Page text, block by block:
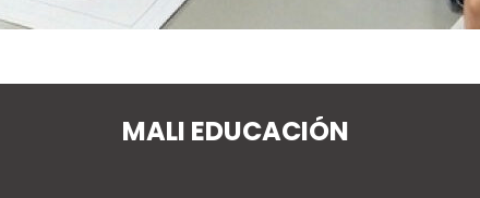
MALI EDUCACIÓN